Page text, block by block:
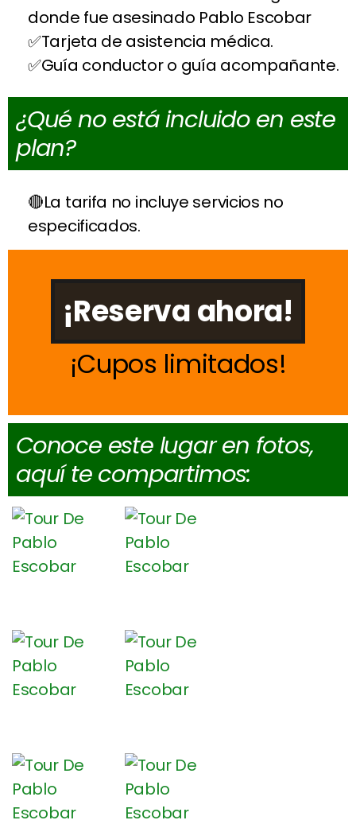
donde fue asesinado Pablo Escobar
Tarjeta de asistencia médica.
Guía conductor o guía acompañante.
¿Qué no está incluido en este
plan?
La tarifa no incluye servicios no
especificados.
¡Reserva ahora!
Cupos limitados
Conoce este lugar en fotos,
aquí te compartimos: